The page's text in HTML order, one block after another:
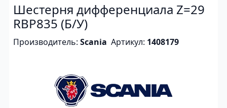
Шестерня дифференциала Z=29
RBP835 (Б/У)
Производитель: Scania Артикул: 1408179